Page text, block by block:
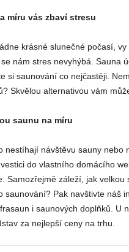
míru vás zbaví stresu
krásné slunečné počasí,
nám stres nevyhýbá. Sauna
si saunování co nejčastěji.
Skvělou alternativou vám
saunu na míru
nestíhají návštěvu sauny nebo
do vlastního domácího
Samozřejmě záleží, jak
saunování? Pak navštivte náš
i saunových doplňků. U
za nejlepší ceny na trhu.